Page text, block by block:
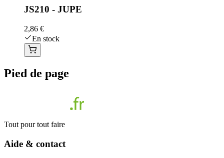
JS210 - JUPE
2,86 €
En stock
Pied de page
Tout pour tout faire
Aide & contact